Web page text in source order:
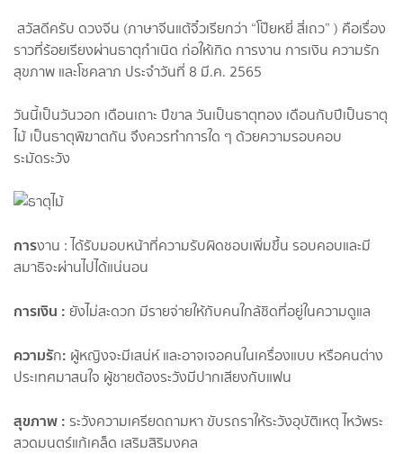
สวัสดีครับ ดวงจีน (ภาษาจีนแต้จิ๋วเรียกว่า “โป๊ยหยี่ สี่เถว” ) คือเรื่อง
ราวที่ร้อยเรียงผ่านธาตุกำเนิด ก่อให้เกิด การงาน การเงิน ความรัก
สุขภาพ และโชคลาภ ประจำวันที่ 8 มี.ค. 2565
วันนี้เป็นวันวอก เดือนเถาะ ปีขาล วันเป็นธาตุทอง เดือนกับปีเป็นธาตุ
ไม้ เป็นธาตุพิฆาตกัน จึงควรทำการใด ๆ ด้วยความรอบคอบ
ระมัดระวัง
การงาน : ได้รับมอบหน้าที่ความรับผิดชอบเพิ่มขึ้น รอบคอบและมี
สมาธิจะผ่านไปได้แน่นอน
การเงิน : ยังไม่สะดวก มีรายจ่ายให้กับคนใกล้ชิดที่อยู่ในความดูแล
ความรัก: ผู้หญิงจะมีเสน่ห์ และอาจเจอคนในเครื่องแบบ หรือคนต่าง
ประเทศมาสนใจ ผู้ชายต้องระวังมีปากเสียงกับแฟน
สุขภาพ: ระวังความเครียดถามหา ขับรถราให้ระวังอุบัติเหตุ ไหว้พระ
สวดมนตร์แก้เคล็ด เสริมสิริมงคล